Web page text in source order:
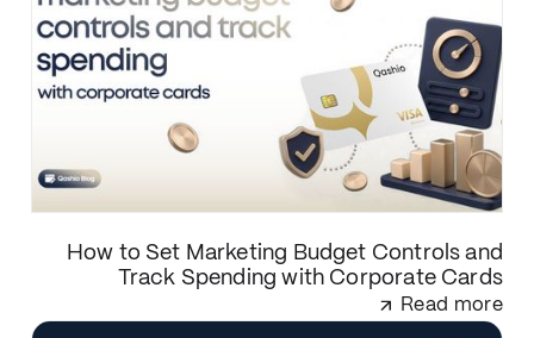
How to Set Marketing Budget Controls and
Track Spending with Corporate Cards
Read more